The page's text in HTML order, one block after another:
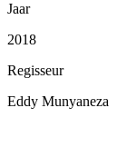
Jaar
2018
Regisseur
Eddy Munyaneza